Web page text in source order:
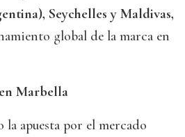
Seychelles y Maldivas,
global de la marca en
Marbella
apuesta por el mercado